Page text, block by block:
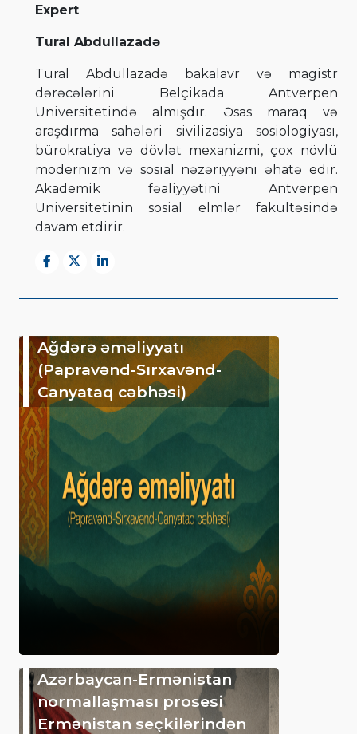
Expert
Tural Abdullazadə
Tural Abdullazadə bakalavr və magistr
dərəcələrini Belçikada Antverpen
Universitetində almışdır. Əsas maraq və
araşdırma sahələri sivilizasiya sosiologiyası,
bürokratiya və dövlət mexanizmi, çox növlü
modernizm və sosial nəzəriyyəni əhatə edir.
Akademik fəaliyyətini Antverpen
Universitetinin sosial elmlər fakultəsində
davam etdirir.
Ağdərə əməliyyatı
(Papravənd-Sırxavənd-
Canyataq cəbhəsi)
Azərbaycan-Ermənistan
normallaşması prosesi
Ermənistan seçkilərindən